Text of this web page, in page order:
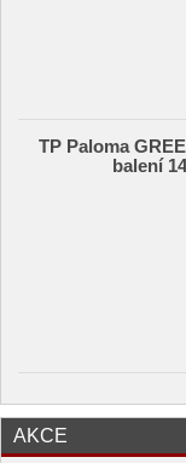
TP Paloma
balení
AKCE